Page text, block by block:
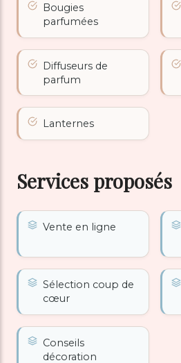
Bougies
parfumées
Diffuseurs de
parfum
Lanternes
Services proposés
Vente en ligne
Sélection coup de
cœur
Conseils
décoration